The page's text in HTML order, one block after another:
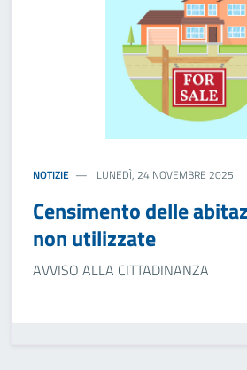
NOTIZIE LUNEDÌ, 24 NOVEMBRE 2025
Censimento delle
non utilizzate
AVVISO ALLA CITTADINANZA